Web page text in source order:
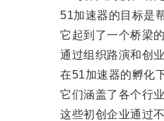
51加速器的目标是帮
它起到了一个桥梁的
通过组织路演和创业
在51加速器的孵化下
它们涵盖了各个行业
这些初创企业通过不